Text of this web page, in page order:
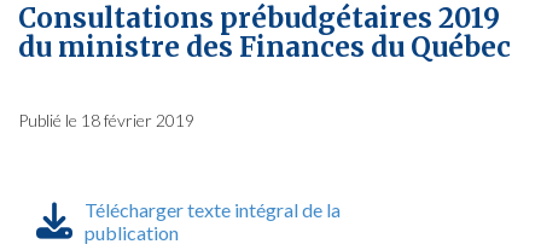
Consultations prébudgétaires 2019
du ministre des Finances du Québec
Publié le 18 février 2019
Télécharger texte intégral de la
publication